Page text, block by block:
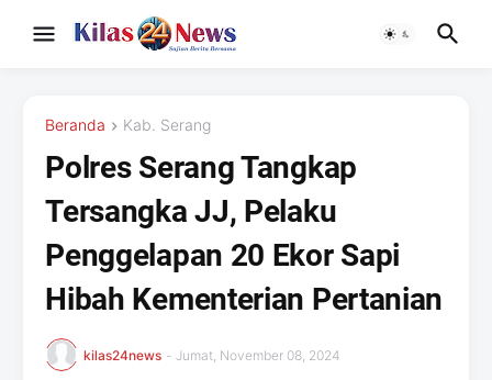
Beranda Kab. Serang
Polres Serang Tangkap
Tersangka JJ, Pelaku
Penggelapan 20 Ekor Sapi
Hibah Kementerian Pertanian
kilas24news - Jumat, November 08, 2024